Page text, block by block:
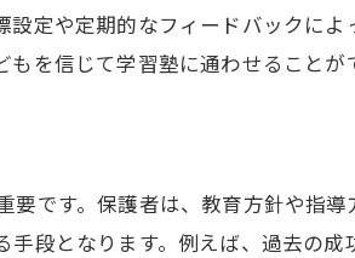
の詳細を知る
学習塾の特徴
を通じた成績向上のステップ
学習塾の役割
定や定期的なフィードバックに
を信じて学習塾に通わせることが
です。保護者は、教育方針や指
段となります。例えば、過去の